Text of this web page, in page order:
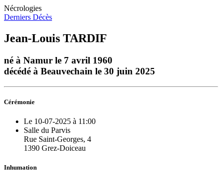
Nécrologies
Derniers Décès
Jean-Louis TARDIF
né à Namur le 7 avril 1960
décédé à Beauvechain le 30 juin 2025
Cérémonie
Le 10-07-2025 à 11:00
Salle du Parvis
Rue Saint-Georges, 4
1390 Grez-Doiceau
Inhumation